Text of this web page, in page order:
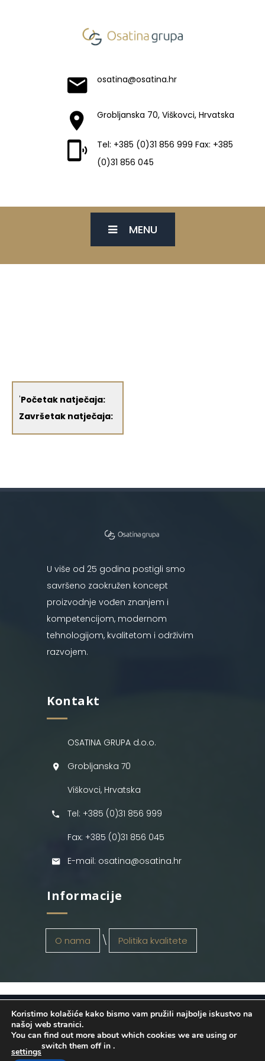
osatina@osatina.hr
Grobljanska 70, Viškovci, Hrvatska
Tel: +385 (0)31 856 999 Fax: +385
(0)31 856 045
MENU
'Početak natječaja:
Završetak natječaja:
U više od 25 godina postigli smo
savršeno zaokružen koncept
proizvodnje vođen znanjem i
kompetencijom, modernom
tehnologijom, kvalitetom i održivim
razvojem.
Kontakt
OSATINA GRUPA d.o.o.
Grobljanska 70
Viškovci, Hrvatska
Tel: +385 (0)31 856 999
Fax: +385 (0)31 856 045
E-mail: osatina@osatina.hr
Informacije
O nama Politika kvalitete
OSATINA GRUPA d.o.o. 2026
. Configured
byINFOS Osijek. Sva prava pridržana.
Koristimo kolačiće kako bismo vam pružili najbolje iskustvo na
našoj web stranici.
You can find out more about which cookies we are using or
switch them off in
settings
.